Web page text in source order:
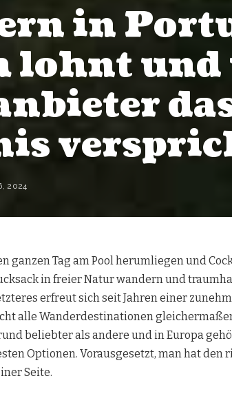
in
lohnt
2024
ganzen Tag am Pool herumliegen und
in freier Natur wandern und
erfreut sich seit Jahren einer
alle Wanderdestinationen
beliebter als andere und in Europa
Optionen. Vorausgesetzt, man hat den
Seite.